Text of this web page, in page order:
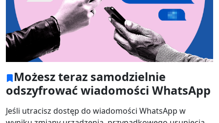
Możesz teraz samodzielnie
odszyfrować wiadomości WhatsApp
Jeśli utracisz dostęp do wiadomości WhatsApp w